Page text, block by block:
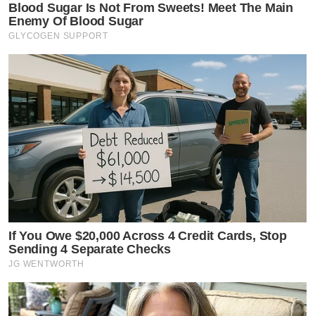
Blood Sugar Is Not From Sweets! Meet The Main
Enemy Of Blood Sugar
GLYCOGEN SUPPORT
If You Owe $20,000 Across 4 Credit Cards, Stop
Sending 4 Separate Checks
JG WENTWORTH